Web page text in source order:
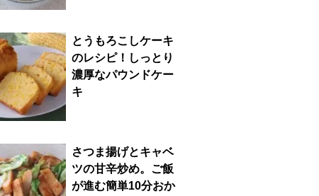
とうもろこしケーキ
のレシピ！しっとり
濃厚なパウンドケー
キ
さつま揚げとキャベ
ツの甘辛炒め。ご飯
が進む簡単10分おか